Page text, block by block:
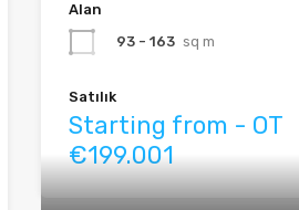
Alan
93 - 163 sq m
Satılık
Starting from - OT
€199.001